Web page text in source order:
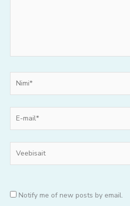
mail*
Notify me of new posts by email.